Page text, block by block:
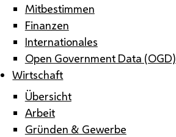
Mitbestimmen
Finanzen
Internationales
Open Government Data (OGD)
Wirtschaft
Übersicht
Arbeit
Gründen & Gewerbe